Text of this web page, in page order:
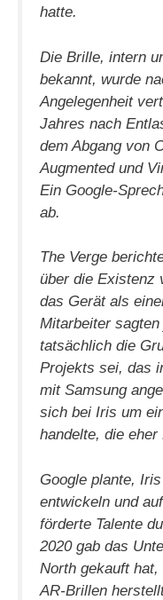
hatte.
Die Brille, intern
bekannt, wurde
Angelegenheit
Jahres nach
dem Abgang von
Augmented und
Ein Google-
ab.
The Verge
über die Existenz
das Gerät als
Mitarbeiter
tatsächlich die
Projekts sei, das
mit Samsung
sich bei Iris um
handelte, die eher
Google plante,
entwickeln und
förderte Talente
2020 gab das
North gekauft
AR-Brillen